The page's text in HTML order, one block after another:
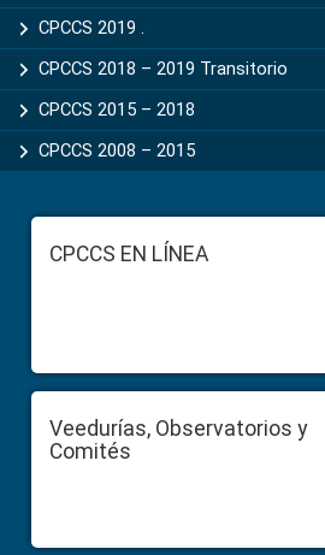
CPCCS 2019 .
CPCCS 2018 – 2019 Transitorio
CPCCS 2015 – 2018
CPCCS 2008 – 2015
FooterCPCCS EN LÍNEA
Veedurías, Observatorios y
Comités